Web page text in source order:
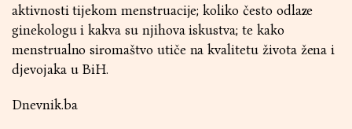
aktivnosti tijekom menstruacije; koliko često odlaze
ginekologu i kakva su njihova iskustva; te kako
menstrualno siromaštvo utiče na kvalitetu života žena i
djevojaka u BiH.
Dnevnik.ba